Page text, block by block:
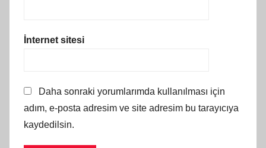
İnternet sitesi
Daha sonraki yorumlarımda kullanılması için
adım, e-posta adresim ve site adresim bu tarayıcıya
kaydedilsin.